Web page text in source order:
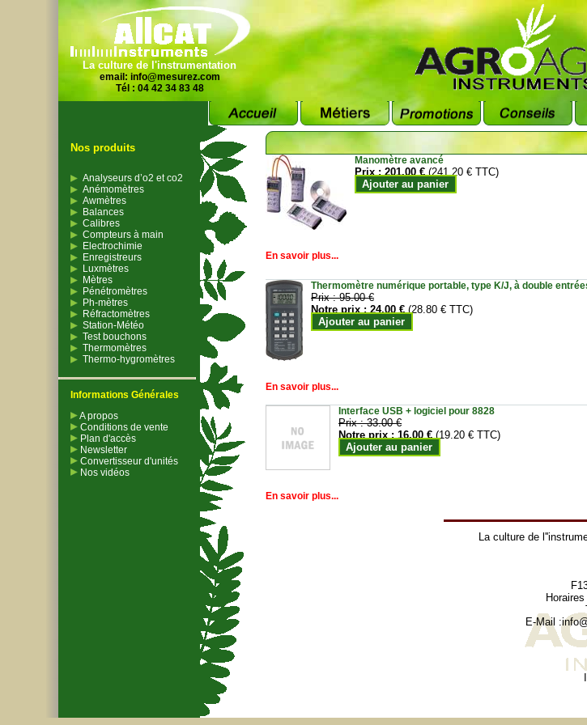
La culture de l'instrumentation
email: info@mesurez.com
Tél : 04 42 34 83 48
Nos produits
Analyseurs d’o2 et co2
Anémomètres
Awmètres
Balances
Calibres
Compteurs à main
Electrochimie
Enregistreurs
Luxmètres
Mètres
Pénétromètres
Ph-mètres
Réfractomètres
Station-Météo
Test bouchons
Thermomètres
Thermo-hygromètres
Informations Générales
A propos
Conditions de vente
Plan d'accès
Newsletter
Convertisseur d'unités
Nos vidéos
Manomètre avancé
Prix :201.00 € (241.20 € TTC)
Ajouter au panier
En savoir plus...
Thermomètre numérique portable, type K/J, à double
Prix :95.00 €
Notre prix :24.00 € (28.80 € TTC)
Ajouter au panier
En savoir plus...
Interface USB + logiciel pour 8828
Prix :33.00 €
Notre prix :16.00 € (19.20 € TTC)
Ajouter au panier
En savoir plus...
La culture de
E-Mail :